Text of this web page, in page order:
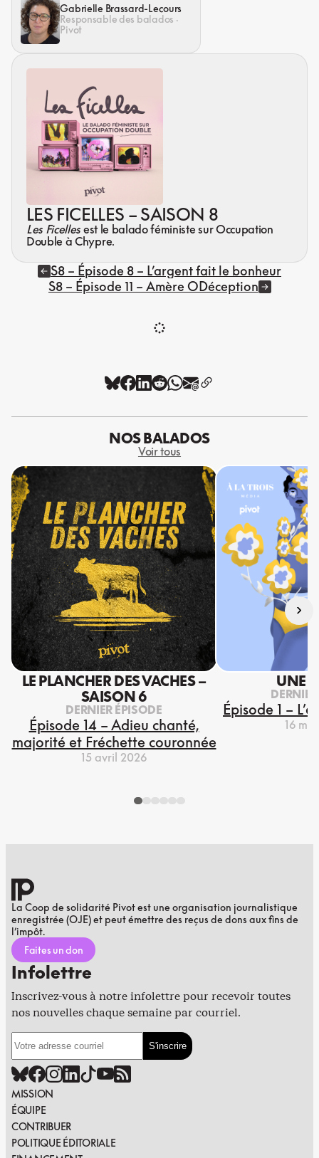
LES FICELLES – SAISON 8
Les Ficelles est le balado féministe sur Occupation
Double à Chypre.
Gabrielle Brassard-Lecours
Responsable des balados ·
Pivot
S8 – Épisode 8 – L’argent fait le bonheur
S8 – Épisode 11 – Amère ODéception
NOS BALADOS
Voir tous
LE PLANCHER DES VACHES –
SAISON 6
DERNIER ÉPISODE
Épisode 14 – Adieu chanté,
majorité et Fréchette couronnée
15 avril 2026
UNE
Épisode 1 –
16
›
La Coop de solidarité Pivot est une organisation journalistique
enregistrée (OJE) et peut émettre des reçus de dons aux fins de
l’impôt.
Faites un don
Infolettre
Inscrivez-vous à notre infolettre pour recevoir toutes
nos nouvelles chaque semaine par courriel.
MISSION
ÉQUIPE
CONTRIBUER
POLITIQUE ÉDITORIALE